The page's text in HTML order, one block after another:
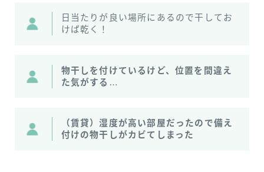
日当たりが良い場所にあるので干してお
けば乾く！
物干しを付けているけど、位置を間違え
た気がする …
（賃貸）湿度が高い部屋だったので備え
付けの物干しがカビてしまった